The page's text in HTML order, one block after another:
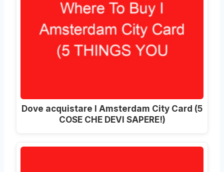
Dove acquistare I Amsterdam City Card (5
COSE CHE DEVI SAPERE!)